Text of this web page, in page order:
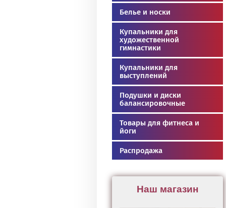
Белье и носки
Купальники для
художественной
гимнастики
Купальники для
выступлений
Подушки и диски
балансировочные
Товары для фитнеса и
йоги
Распродажа
Наш магазин